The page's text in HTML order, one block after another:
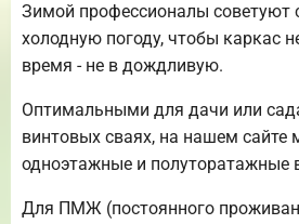
Зимой профессионалы советуют
холодную погоду, чтобы каркас
время - не в дождливую.
Оптимальными для дачи или
винтовых сваях, на нашем сайте
одноэтажные и полуторатажные
Для ПМЖ (постоянного